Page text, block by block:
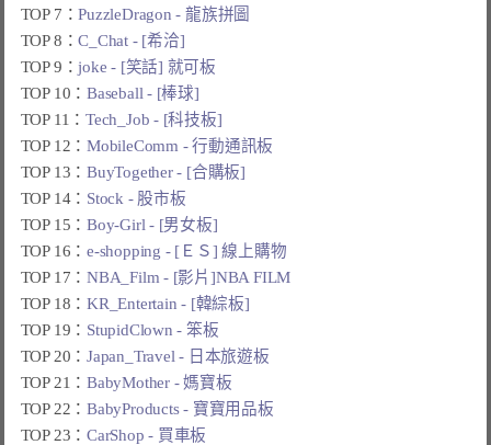
TOP 7：PuzzleDragon - 龍族拼圖
TOP 8：C_Chat - [希洽]
TOP 9：joke - [笑話] 就可板
TOP 10：Baseball - [棒球]
TOP 11：Tech_Job - [科技板]
TOP 12：MobileComm - 行動通訊板
TOP 13：BuyTogether - [合購板]
TOP 14： Stock - 股市板
TOP 15：Boy-Girl - [男女板]
TOP 16：e-shopping - [ＥＳ] 線上購物
TOP 17：NBA_Film - [影片]NBA FILM
TOP 18：KR_Entertain - [韓綜板]
TOP 19： StupidClown - 笨板
TOP 20：Japan_Travel - 日本旅遊板
TOP 21：BabyMother - 媽寶板
TOP 22：BabyProducts - 寶寶用品板
TOP 23：CarShop - 買車板